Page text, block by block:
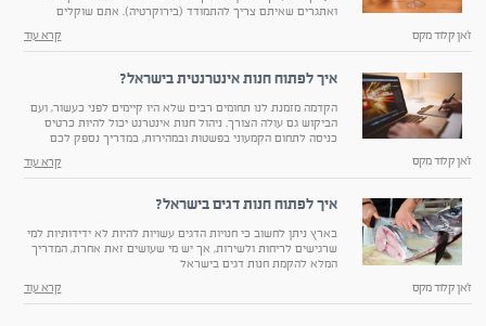
ז'אן קלוד מקס
ואתגרים שאיתם צריך להתמודד (בירוקרטיה). אתם שוקלים
קרא עוד
ז'אן קלוד מקס
איך לפתוח חנות אינטרנטית בישראל?
הקדמה מזמנת לנו תחומים רבים שלא היו קיימים לפני כעשור, ועם
הביקוש גם עולה הצורך. ניהול חנות אינטרנט יכול להיות כרטיס
כניסה לתחום הקמעוני בפשטות ובמהירות, במדריך נספק לכם
קרא עוד
ז'אן קלוד מקס
איך לפתוח חנות דגים בישראל?
בארץ ניתן לחשוב כי חנויות הדגים עשויות להיות לא ידידותיות למי
שרגישים לריחות ולשירות, אך יש מי שעושים זאת אחרת, המדריך
המלא להקמת חנות דגים בישראל
קרא עוד